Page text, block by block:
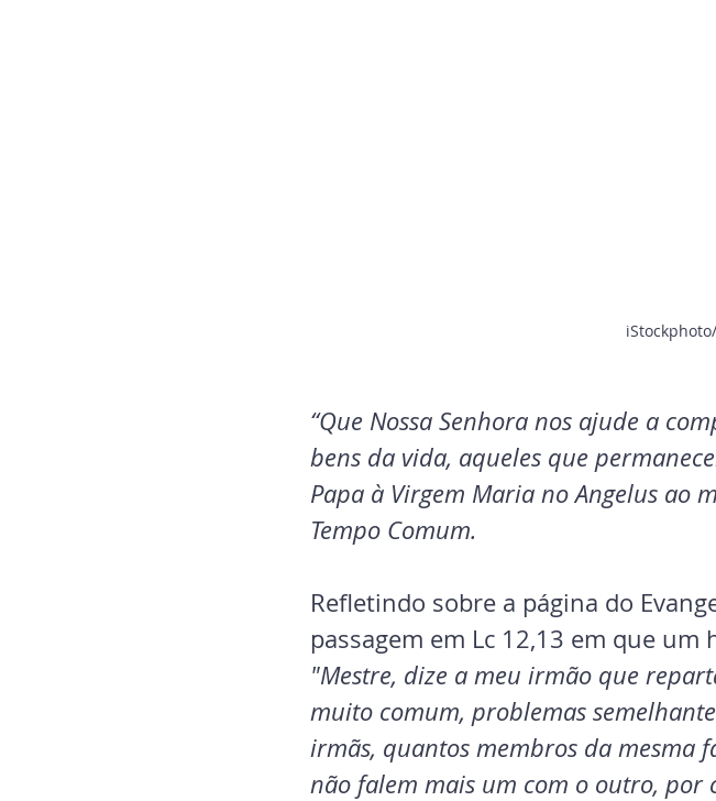
“Que Nossa Senhora nos ajude a
bens da vida, aqueles que
Papa à Virgem Maria no Angelus ao
Tempo Comum.
Refletindo sobre a página do
passagem em Lc 12,13 em que
"Mestre, dize a meu irmão que
muito comum, problemas
irmãs, quantos membros da mesma
não falem mais um com o outro, por